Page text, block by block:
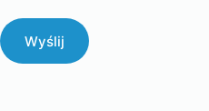
Wyślij